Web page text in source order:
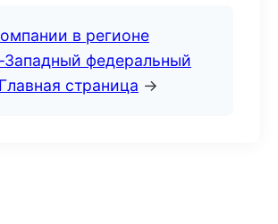
в регионе
федеральный
Главная страница →